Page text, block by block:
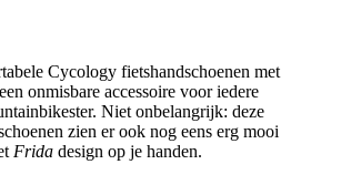
Cycology fietshandschoenen met
onmisbare accessoire voor iedere
Niet onbelangrijk: deze
zien er ook nog eens erg mooi
Fridadesign op je handen.